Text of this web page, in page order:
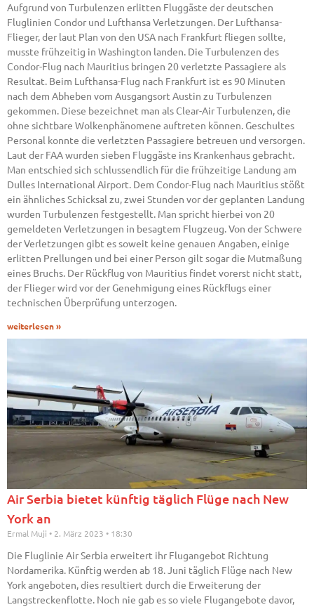
Aufgrund von Turbulenzen erlitten Fluggäste der deutschen
Fluglinien Condor und Lufthansa Verletzungen. Der Lufthansa-
Flieger, der laut Plan von den USA nach Frankfurt fliegen sollte,
musste frühzeitig in Washington landen. Die Turbulenzen des
Condor-Flug nach Mauritius bringen 20 verletzte Passagiere als
Resultat. Beim Lufthansa-Flug nach Frankfurt ist es 90 Minuten
nach dem Abheben vom Ausgangsort Austin zu Turbulenzen
gekommen. Diese bezeichnet man als Clear-Air Turbulenzen, die
ohne sichtbare Wolkenphänomene auftreten können. Geschultes
Personal konnte die verletzten Passagiere betreuen und versorgen.
Laut der FAA wurden sieben Fluggäste ins Krankenhaus gebracht.
Man entschied sich schlussendlich für die frühzeitige Landung am
Dulles International Airport. Dem Condor-Flug nach Mauritius stößt
ein ähnliches Schicksal zu, zwei Stunden vor der geplanten Landung
wurden Turbulenzen festgestellt. Man spricht hierbei von 20
gemeldeten Verletzungen in besagtem Flugzeug. Von der Schwere
der Verletzungen gibt es soweit keine genauen Angaben, einige
erlitten Prellungen und bei einer Person gilt sogar die Mutmaßung
eines Bruchs. Der Rückflug von Mauritius findet vorerst nicht statt,
der Flieger wird vor der Genehmigung eines Rückflugs einer
technischen Überprüfung unterzogen.
weiterlesen »
Air Serbia bietet künftig täglich Flüge nach New
York an
Ermal Muji 2. März 2023 18:30
Die Fluglinie Air Serbia erweitert ihr Flugangebot Richtung
Nordamerika. Künftig werden ab 18. Juni täglich Flüge nach New
York angeboten, dies resultiert durch die Erweiterung der
Langstreckenflotte. Noch nie gab es so viele Flugangebote davor,